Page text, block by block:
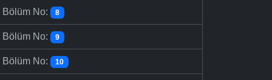
Bölüm No: 8
Bölüm No: 9
Bölüm No: 10